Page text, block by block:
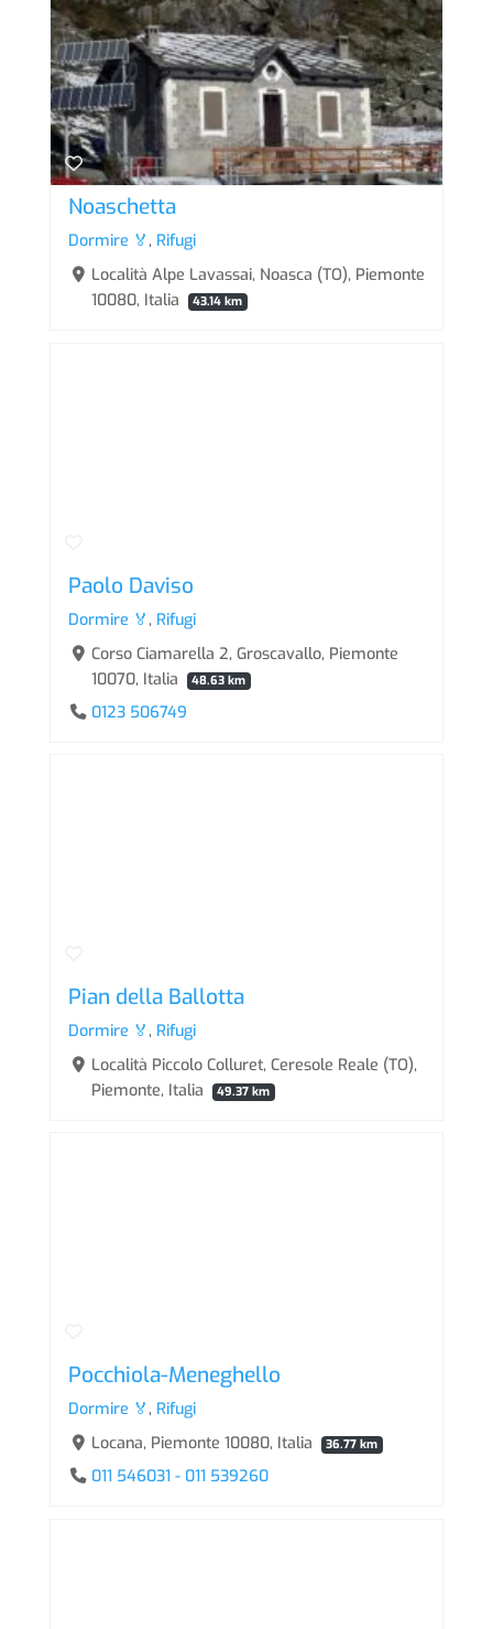
Noaschetta
Dormire 🏅 , Rifugi
Località Alpe Lavassai, Noasca (TO), Piemonte
10080, Italia
43.14 km
Paolo Daviso
Dormire 🏅 , Rifugi
Corso Ciamarella 2, Groscavallo, Piemonte
10070, Italia
48.63 km
0123 506749
Pian della Ballotta
Dormire 🏅 , Rifugi
Località Piccolo Colluret, Ceresole Reale (TO),
Piemonte, Italia
49.37 km
Pocchiola-Meneghello
Dormire 🏅 , Rifugi
Locana, Piemonte 10080, Italia
36.77 km
011 546031 - 011 539260